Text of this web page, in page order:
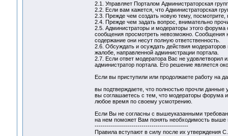
2.1. Управляет Порталом Администраторская
2.2. Если вам кажется, что Администраторская
2.3. Прежде чем создать новую тему, посмотрите,
2.4. Прежде чем задать вопрос, внимательно
2.5. Администраторы и модераторы этого форума
сообщения просмотреть невозможно. Сообщения
содержание они несут полную ответственность.
2.6. Обсуждать и осуждать действия
жалобе, направленной администрации портала.
2.7. Если ответ модератора Вас не
администратор портала. Его решение является
Если вы приступили или продолжаете работу на
вы подтверждаете, что полностью прочли
вы соглашаетесь с тем, что модераторы форума
любое время по своему усмотрению.
Если Вы не согласны с вышеуказанными
на нем поможет Вам понять необходимость
----------------------------------------------
Правила вступают в силу после их утверждения